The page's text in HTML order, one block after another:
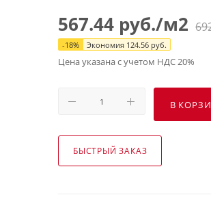
567.44 руб./м2
-18% Экономия 124.56 руб.
Цена указана с учетом НДС 20%
В
БЫСТРЫЙ ЗАКАЗ